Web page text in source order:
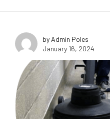
by Admin Poles
January 16, 2024